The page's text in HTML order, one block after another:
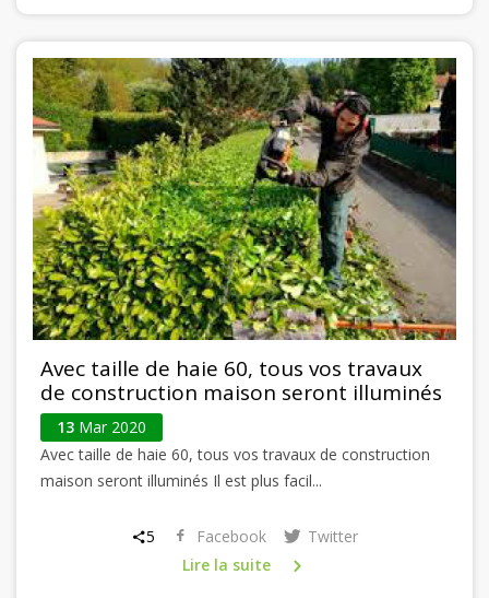
Avec taille de haie 60, tous vos travaux
de construction maison seront illuminés
13 Mar 2020
Avec taille de haie 60, tous vos travaux de construction
maison seront illuminés Il est plus facil...
5 Facebook
Twitter
Lire la suite